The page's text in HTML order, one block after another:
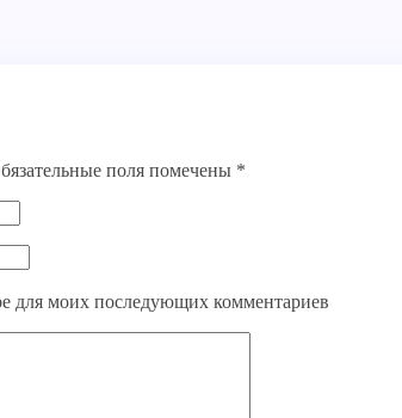
поля помечены *
для моих последующих комментариев